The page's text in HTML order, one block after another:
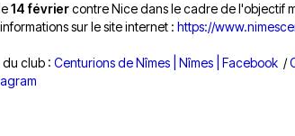
14 févriercontre Nice dans le cadre de l'objectif
sur le site internet : https://
du club : Centurions de Nîmes | Nîmes | Facebook /